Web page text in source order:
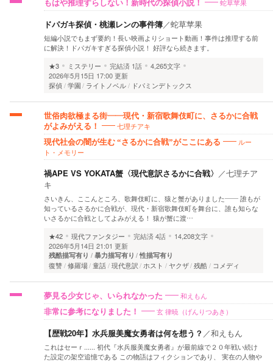
もはや推理すらしない！新時代の探偵小説！ 蛇草苹果
ドパガキ探偵・桃瀬レンの事件簿／蛇草苹果
短編小説でもまず要約！長い映画よりショート動画！事件は推理する前
に解決！ドパガキすぎる探偵小説！ 好評なら続きます。
★3
ミステリー 完結済 1話
4,265文字
2026年5月15日 17:00 更新
探偵 学園 ライトノベル ドパミンデトックス
世俗肉欲極まる街――現代・新宿歌舞伎町に、さるかに合戦
がよみがえる！
七理チアキ
現代社会の闇が生む “さるかに合戦”がここにある
ルー
ト・メモリー
禍APE VS YOKATA蟹〈現代意訳さるかに合戦〉 ／七理チア
キ
さいきん、ここんところ、歌舞伎町に、猿と蟹がありました―― 誰もが
知っているさるかに合戦が、現代・新宿歌舞伎町を舞台に、誰も知らな
いさるかに合戦としてよみがえる！ 猿が蟹に渡…
★42
現代ファンタジー 完結済4話
14,208文字
2026年5月14日 21:01 更新
残酷描写有り 暴力描写有り 性描写有り
復讐 修羅場 童話 現代意訳 ホスト ヤクザ 残酷 コメディ
夢見る少女じゃ、いられなかった 和えもん
非常に参考になりました！ 玄 律暁（げんりつあき）
【歴戦20年】水兵服美魔女勇者は何を想う？ ／和えもん
これはセーｒ...... 初代『水兵服美魔女勇者』が最前線で２０年戦い続け
た設定の架空追憶である この物語はフィクションであり、 実在の人物や